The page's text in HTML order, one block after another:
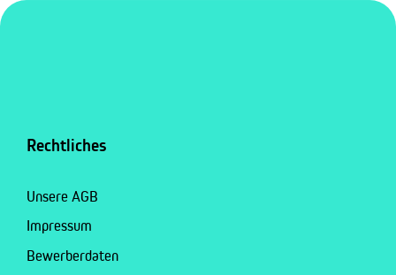
Rechtliches
Unsere AGB
Impressum
Bewerberdaten